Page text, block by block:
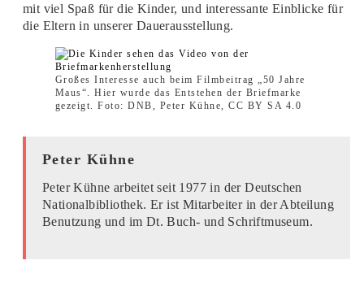
mit viel Spaß für die Kinder, und interessante Einblicke für
die Eltern in unserer Dauerausstellung.
Großes Interesse auch beim Filmbeitrag „50 Jahre
Maus“. Hier wurde das Entstehen der Briefmarke
gezeigt. Foto: DNB, Peter Kühne, CC BY SA 4.0
Peter Kühne
Peter Kühne arbeitet seit 1977 in der Deutschen
Nationalbibliothek. Er ist Mitarbeiter in der Abteilung
Benutzung und im Dt. Buch- und Schriftmuseum.